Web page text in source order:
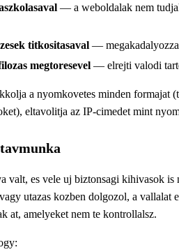
— a weboldalak nem
titkositasaval —
megtoresevel — elrejti valodi
a nyomkovetes minden formajat
eltavolitja az IP-cimedet mint
valt, es vele uj biztonsagi kihivasok
utazas kozben dolgozol, a vallalat
at, amelyeket nem te kontrollalsz.